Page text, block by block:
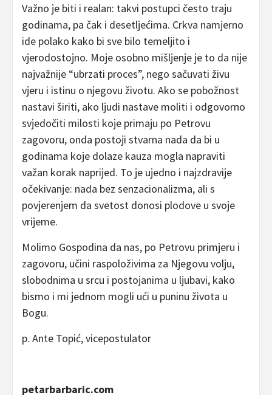
Važno je biti i realan: takvi postupci često traju
godinama, pa čak i desetljećima. Crkva namjerno
ide polako kako bi sve bilo temeljito i
vjerodostojno. Moje osobno mišljenje je to da nije
najvažnije “ubrzati proces”, nego sačuvati živu
vjeru i istinu o njegovu životu. Ako se pobožnost
nastavi širiti, ako ljudi nastave moliti i odgovorno
svjedočiti milosti koje primaju po Petrovu
zagovoru, onda postoji stvarna nada da bi u
godinama koje dolaze kauza mogla napraviti
važan korak naprijed. To je ujedno i najzdravije
očekivanje: nada bez senzacionalizma, ali s
povjerenjem da svetost donosi plodove u svoje
vrijeme.
Molimo Gospodina da nas, po Petrovu primjeru i
zagovoru, učini raspoloživima za Njegovu volju,
slobodnima u srcu i postojanima u ljubavi, kako
bismo i mi jednom mogli ući u puninu života u
Bogu.
p. Ante Topić, vicepostulator
petarbarbaric.com